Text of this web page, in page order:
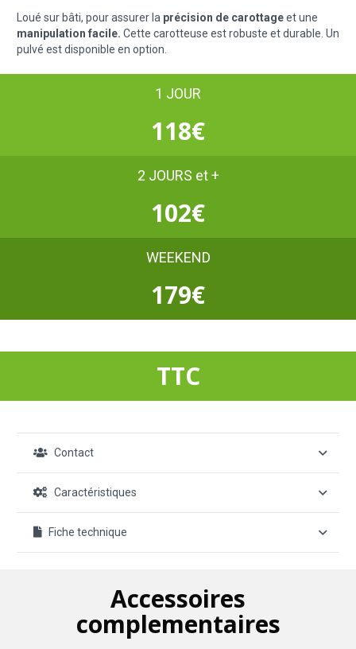
Loué sur bâti, pour assurer la précision de carottageet une
manipulation facile. Cette carotteuse est robuste et durable. Un
pulvé est disponible en option.
1 JOUR
118€
2 JOURS et +
102€
WEEKEND
179€
TTC
Contact
Caractéristiques
Fiche technique
Accessoires
complementaires